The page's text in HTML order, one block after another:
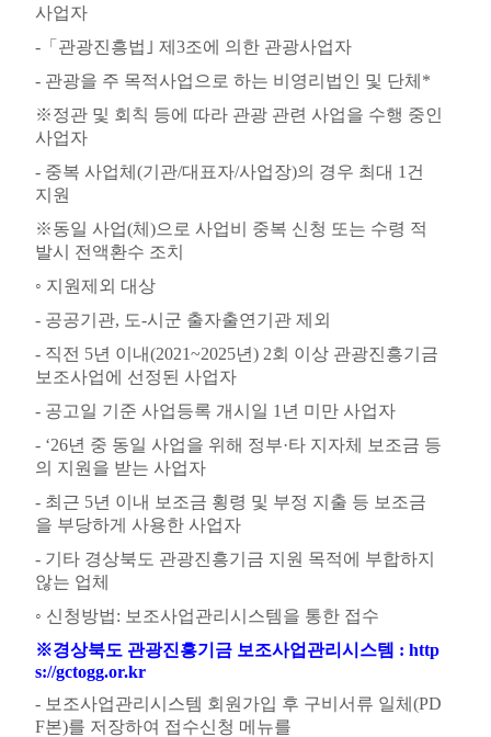
사업자
-「 관광진흥법 ｣ 제 3조에 의한 관광사업자
- 관광을 주 목적사업으로 하는 비영리법인 및 단체 *
※정관 및 회칙 등에 따라 관광 관련 사업을 수행 중인
사업자
- 중복 사업체 (기관/대표자/사업장)의 경우 최대 1 건
지원
※동일 사업(체 )으로 사업비 중복 신청 또는 수령 적
발시 전액환수 조치
◦ 지원제외 대상
- 공공기관, 도-시군 출자출연기관 제외
- 직전 5년 이내(2021~2025년) 2회 이상 관광진흥기금
보조사업에 선정된 사업자
- 공고일 기준 사업등록 개시일 1 년 미만 사업자
- ‘26년 중 동일 사업을 위해 정부·타 지자체 보조금 등
의 지원을 받는 사업자
- 최근 5년 이내 보조금 횡령 및 부정 지출 등 보조금
을 부당하게 사용한 사업자
- 기타 경상북도 관광진흥기금 지원 목적에 부합하지
않는 업체
◦ 신청방법: 보조사업관리시스템을 통한 접수
※경상북도 관광진흥기금 보조사업관리시스템 : http
s://gctogg.or.kr
- 보조사업관리시스템 회원가입 후 구비서류 일체 (PD
F본)를 저장하여 접수신청 메뉴를